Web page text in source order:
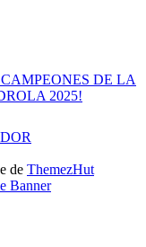
DE LA
2025!
de ThemezHut
Banner